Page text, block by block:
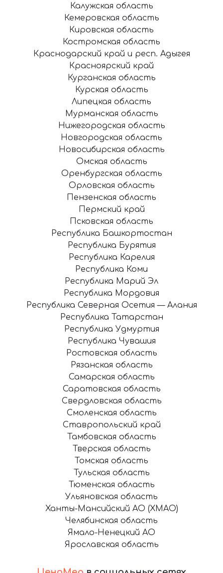
Калужская область
Кемеровская область
Кировская область
Костромская область
Краснодарский край и респ. Адыгея
Красноярский край
Курганская область
Курская область
Липецкая область
Мурманская область
Нижегородская область
Новгородская область
Новосибирская область
Омская область
Оренбургская область
Орловская область
Пензенская область
Пермский край
Псковская область
Республика Башкортостан
Республика Бурятия
Республика Карелия
Республика Коми
Республика Марий Эл
Республика Мордовия
Республика Северная Осетия — Алания
Республика Татарстан
Республика Удмуртия
Республика Чувашия
Ростовская область
Рязанская область
Самарская область
Саратовская область
Свердловская область
Смоленская область
Ставропольский край
Тамбовская область
Тверская область
Томская область
Тульская область
Тюменская область
Ульяновская область
Ханты-Мансийский АО (ХМАО)
Челябинская область
Ямало-Ненецкий АО
Ярославская область